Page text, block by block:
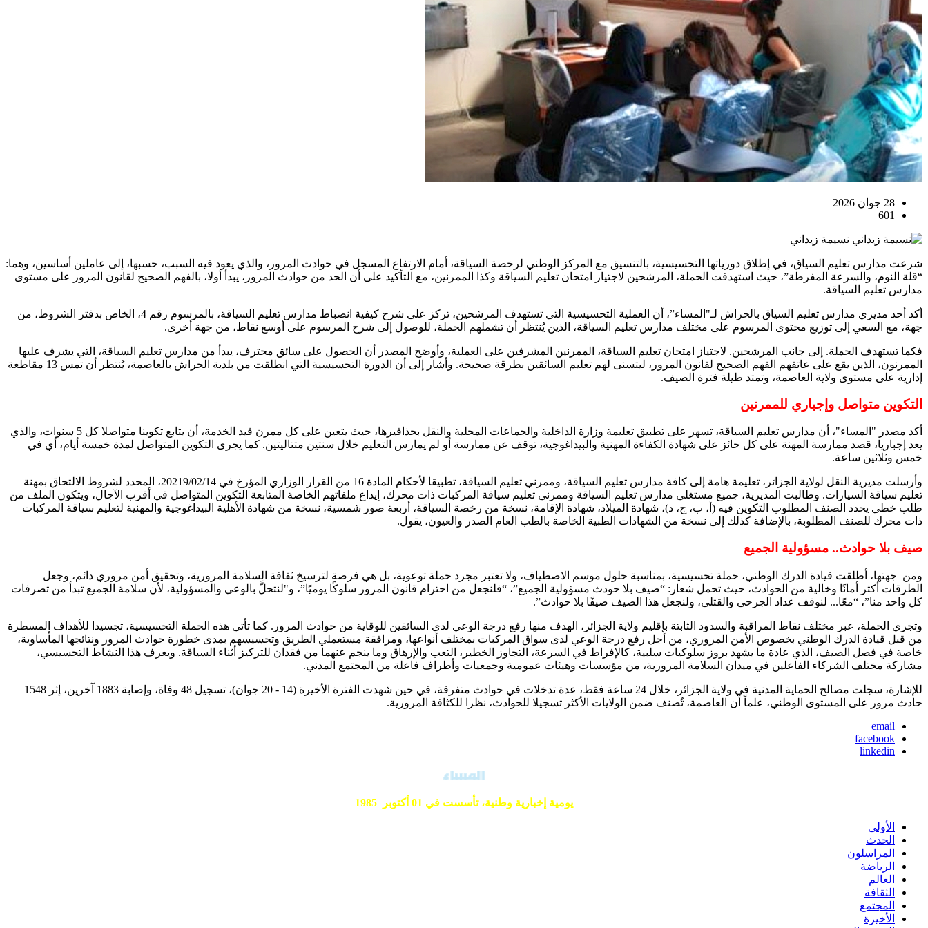
28 جوان 2026
601
نسيمة زيداني
شرعت مدارس تعليم السياق، في إطلاق دورياتها التحسيسية، بالتنسيق مع المركز الوطني لرخصة السياقة، أمام الارتفاع المسجل في حوادث المرور، والذي يعود فيه السبب، حسبها، إلى عاملين أساسين، وهما:
“قلة النوم، والسرعة المفرطة”، حيث استهدفت الحملة، المرشحين لاجتياز امتحان تعليم السياقة وكذا الممرنين، مع التأكيد على أن الحد من حوادث المرور، يبدأ أولا، بالفهم الصحيح لقانون المرور على مستوى
مدارس تعليم السياقة.
أكد أحد مديري مدارس تعليم السياق بالحراش لـ"المساء”، أن العملية التحسيسية التي تستهدف المرشحين، تركز على شرح كيفية انضباط مدارس تعليم السياقة، بالمرسوم رقم 4، الخاص بدفتر الشروط، من
جهة، مع السعي إلى توزيع محتوى المرسوم على مختلف مدارس تعليم السياقة، الذين يُنتظر أن تشملهم الحملة، للوصول إلى شرح المرسوم على أوسع نقاط، من جهة أخرى.
فكما تستهدف الحملة. إلى جانب المرشحين. لاجتياز امتحان تعليم السياقة، الممرنين المشرفين على العملية، وأوضح المصدر أن الحصول على سائق محترف، يبدأ من مدارس تعليم السياقة، التي يشرف عليها
الممرنون، الذين يقع على عاتقهم الفهم الصحيح لقانون المرور، ليتسنى لهم تعليم السائقين بطرقة صحيحة. وأشار إلى أن الدورة التحسيسية التي انطلقت من بلدية الحراش بالعاصمة، يُنتظر أن تمس 13 مقاطعة
إدارية على مستوى ولاية العاصمة، وتمتد طيلة فترة الصيف.
التكوين متواصل وإجباري للممرنين
أكد مصدر "المساء"، أن مدارس تعليم السياقة، تسهر على تطبيق تعليمة وزارة الداخلية والجماعات المحلية والنقل بحذافيرها، حيث يتعين على كل ممرن قيد الخدمة، أن يتابع تكوينا متواصلا كل 5 سنوات، والذي
يعد إجباريا، قصد ممارسة المهنة على كل حائز على شهادة الكفاءة المهنية والبيداغوجية، توقف عن ممارسة أو لم يمارس التعليم خلال سنتين متتاليتين. كما يجرى التكوين المتواصل لمدة خمسة أيام، أي في
خمس وثلاثين ساعة.
وأرسلت مديرية النقل لولاية الجزائر، تعليمة هامة إلى كافة مدارس تعليم السياقة، وممرني تعليم السياقة، تطبيقا لأحكام المادة 16 من القرار الوزاري المؤرخ في 20219/02/14، المحدد لشروط الالتحاق بمهنة
تعليم سياقة السيارات. وطالبت المديرية، جميع مستغلي مدارس تعليم السياقة وممرني تعليم سياقة المركبات ذات محرك، إيداع ملفاتهم الخاصة المتابعة التكوين المتواصل في أقرب الآجال، ويتكون الملف من
طلب خطي يحدد الصنف المطلوب التكوين فيه (أ، ب، ج، د)، شهادة الميلاد، شهادة الإقامة، نسخة من رخصة السياقة، أربعة صور شمسية، نسخة من شهادة الأهلية البيداغوجية والمهنية لتعليم سياقة المركبات
ذات محرك للصنف المطلوبة، بالإضافة كذلك إلى نسخة من الشهادات الطبية الخاصة بالطب العام الصدر والعيون، يقول.
صيف بلا حوادث.. مسؤولية الجميع
ومن جهتها، أطلقت قيادة الدرك الوطني، حملة تحسيسية، بمناسبة حلول موسم الاصطياف، ولا تعتبر مجرد حملة توعوية، بل هي فرصة لترسيخ ثقافة السلامة المرورية، وتحقيق أمن مروري دائم، وجعل
الطرقات أكثر أمانًا وخالية من الحوادث، حيث تحمل شعار: “صيف بلا حودث مسؤولية الجميع”، “فلنجعل من احترام قانون المرور سلوكًا يوميًا”، و"لنتحلَّ بالوعي والمسؤولية، لأن سلامة الجميع تبدأ من تصرفات
كل واحد منا”، “معًا... لنوقف عداد الجرحى والقتلى، ولنجعل هذا الصيف صيفًا بلا حوادث”.
وتجري الحملة، عبر مختلف نقاط المراقبة والسدود الثابتة بإقليم ولاية الجزائر، الهدف منها رفع درجة الوعي لدى السائقين للوقاية من حوادث المرور. كما تأتي هذه الحملة التحسيسية، تجسيدا للأهداف المسطرة
من قبل قيادة الدرك الوطني بخصوص الأمن المروري، من أجل رفع درجة الوعي لدى سواق المركبات بمختلف أنواعها، ومرافقة مستعملي الطريق وتحسيسهم بمدى خطورة حوادث المرور ونتائجها المأساوية،
خاصة في فصل الصيف، الذي عادة ما يشهد بروز سلوكيات سلبية، كالإفراط في السرعة، التجاوز الخطير، التعب والإرهاق وما ينجم عنهما من فقدان للتركيز أثناء السياقة. ويعرف هذا النشاط التحسيسي،
مشاركة مختلف الشركاء الفاعلين في ميدان السلامة المرورية، من مؤسسات وهيئات عمومية وجمعيات وأطراف فاعلة من المجتمع المدني.
للإشارة، سجلت مصالح الحماية المدنية في ولاية الجزائر، خلال 24 ساعة فقط، عدة تدخلات في حوادث متفرقة، في حين شهدت الفترة الأخيرة (14 - 20 جوان)، تسجيل 48 وفاة، وإصابة 1883 آخرين، إثر 1548
حادث مرور على المستوى الوطني، علماً أن العاصمة، تُصنف ضمن الولايات الأكثر تسجيلا للحوادث، نظرا للكثافة المرورية.
email
facebook
linkedin
يومية إخبارية وطنية،تأسست في 01 أكتوبر 1985
الأولى
الحدث
المراسلون
الرياضة
العالم
الثقافة
المجتمع
الأخيرة